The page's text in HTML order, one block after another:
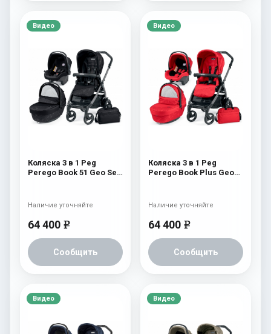
Видео
Коляска 3 в 1 Peg
Perego Book 51 Geo Set
64 400 e
Сообщить
Наличие уточняйте
Видео
Коляска 3 в 1 Peg
Perego Book Plus Geo
64 400 e
Сообщить
Наличие уточняйте
Видео Видео